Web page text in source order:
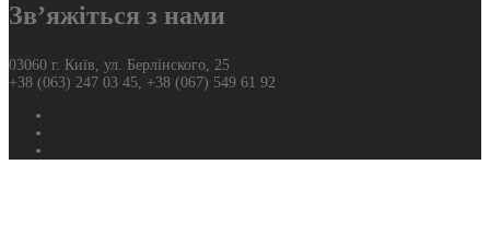
Зв’яжіться з нами
03060 г. Київ, ул. Берлінского, 25
+38 (063) 247 03 45, +38 (067) 549 61 92